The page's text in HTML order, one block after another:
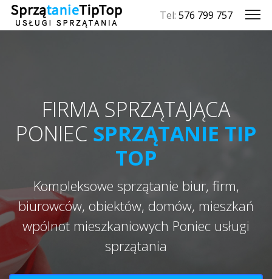
Tel: 576 799 757
FIRMA SPRZĄTAJĄCA
PONIEC SPRZĄTANIE TIP
TOP
Kompleksowe sprzątanie biur, firm,
biurowców, obiektów, domów, mieszkań
wpólnot mieszkaniowych Poniec usługi
sprzątania